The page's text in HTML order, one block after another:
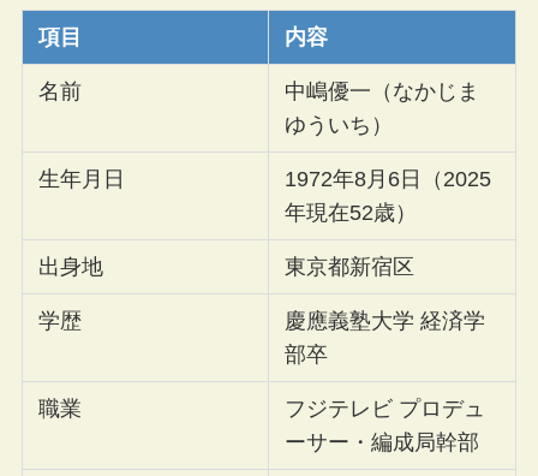
項目 内容
名前
中嶋優一（なかじま
ゆういち）
生年月日
1972年8月6日（2025
年現在52歳）
出身地 東京都新宿区
学歴
慶應義塾大学 経済学
部卒
職業
フジテレビ プロデュ
ーサー・編成局幹部